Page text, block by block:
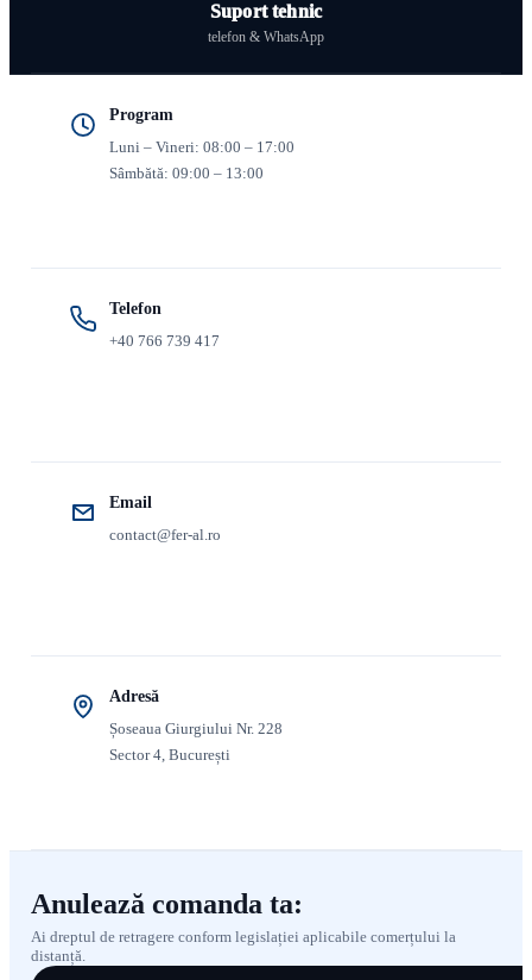
Suport tehnic
telefon & WhatsApp
Program
Luni – Vineri: 08:00 – 17:00
Sâmbătă: 09:00 – 13:00
Telefon
+40 766 739 417
Email
contact@fer-al.ro
Adresă
Șoseaua Giurgiului Nr. 228
Sector 4, București
Anulează comanda ta:
Ai dreptul de retragere conform legislației aplicabile comerțului la
distanță.